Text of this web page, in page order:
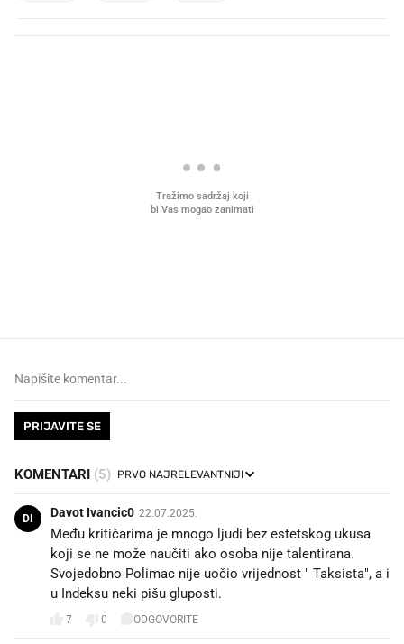
PRIJAVITE SE
KOMENTARI (5)
DI Davot Ivancic0 22.07.2025.
Među kritičarima je mnogo ljudi bez estetskog ukusa
koji se ne može naučiti ako osoba nije talentirana.
Svojedobno Polimac nije uočio vrijednost " Taksista", a i
u Indeksu neki pišu gluposti.
7 0 ODGOVORITE